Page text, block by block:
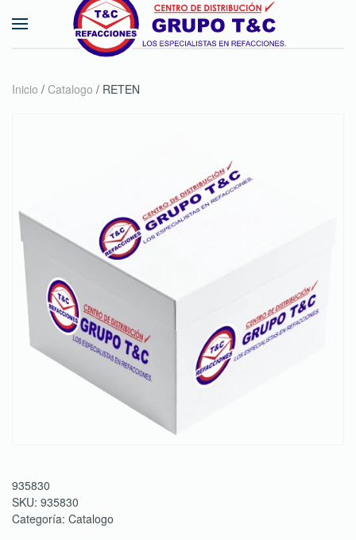
Skip to main content
Inicio / Catalogo / RETEN
935830
SKU: 935830
Categoría: Catalogo